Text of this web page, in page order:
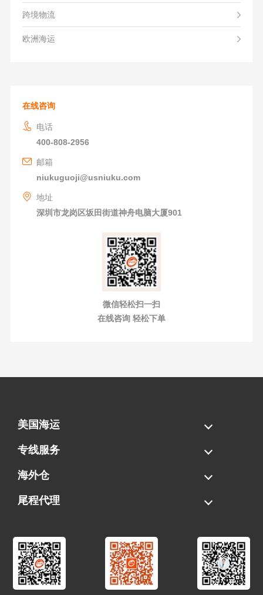
跨境物流
欧洲海运
在线咨询
电话
400-808-2956
邮箱
niukuguoji@usniuku.com
地址
深圳市龙岗区坂田街道神舟电脑大厦901
微信轻松扫一扫
在线咨询 轻松下单
美国海运
海运拼柜
海运整柜
美国海卡
加拿大海运
专线服务
FBA专线直送
超大件专线
AWD专线
电池专线
海外仓
一件代发
FBA中转
贴标换标
拆柜/存储
尾程代理